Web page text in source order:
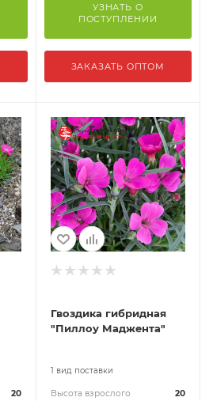
УЗНАТЬ О
ПОСТУПЛЕНИИ
ЗАКАЗАТЬ ОПТОМ
20
Гвоздика гибридная
"Пиллоу Маджента"
1 вид поставки
Высота взрослого
20